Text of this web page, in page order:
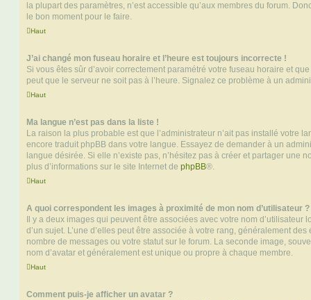
la plupart des paramètres, n’est accessible qu’aux membres du forum.
le bon moment pour le faire.
Haut
J’ai changé mon fuseau horaire et l’heure est toujours incorrecte !
Si vous êtes sûr d’avoir correctement paramétré votre fuseau horaire et
peut que le serveur ne soit pas à l’heure. Signalez ce problème à un
Haut
Ma langue n’est pas dans la liste !
La raison la plus probable est que l’administrateur n’ait pas installé votre
encore traduit phpBB dans votre langue. Essayez de demander à un
langue désirée. Si elle n’existe pas, n’hésitez pas à créer et partager une
plus d’informations sur le site Internet de phpBB®.
Haut
A quoi correspondent les images à proximité de mon nom d’utilisateur ?
Il y a deux images qui peuvent être associées avec votre nom d’utilisateur
d’un sujet. L’une d’elles peut être associée à votre rang, généralement
nombre de messages ou votre statut sur le forum. La seconde image,
nom d’avatar et généralement est unique ou propre à chaque membre.
Haut
Comment puis-je afficher un avatar ?